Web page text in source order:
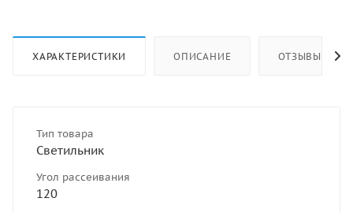
ХАРАКТЕРИСТИКИ ОПИСАНИЕ ОТЗЫВЫ
Тип товара
Светильник
Угол рассеивания
120